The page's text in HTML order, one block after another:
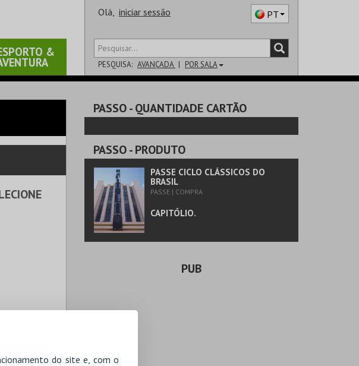
do site e, com o
&
Olá, iniciar sessão PT
PESQUISA: AVANÇADA POR SALA
PASSO- QUANTIDADE CARTÃO
PASSO- PRODUTO
PASSE CICLO CLÁSSICOS DO
BRASIL
PASSE | COMPRA
CAPITÓLIO.
PUB